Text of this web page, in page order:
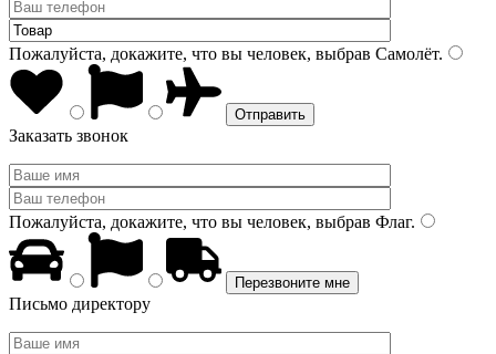
Пожалуйста, докажите, что вы человек, выбрав Самолёт.
Заказать звонок
Пожалуйста, докажите, что вы человек, выбрав Флаг.
Письмо директору